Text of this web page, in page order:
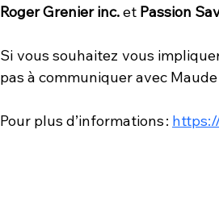
Roger Grenier inc. et Passion
Si vous souhaitez vous
pas à communiquer avec
Pour plus d’informations :